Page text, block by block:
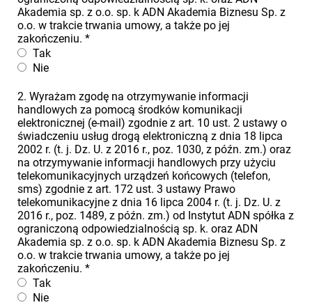
Akademia sp. z o.o. sp. k ADN Akademia Biznesu Sp. z
o.o. w trakcie trwania umowy, a także po jej
zakończeniu. *
Tak
Nie
2. Wyrażam zgodę na otrzymywanie informacji
handlowych za pomocą środków komunikacji
elektronicznej (e-mail) zgodnie z art. 10 ust. 2 ustawy o
świadczeniu usług drogą elektroniczną z dnia 18 lipca
2002 r. (t. j. Dz. U. z 2016 r., poz. 1030, z późn. zm.) oraz
na otrzymywanie informacji handlowych przy użyciu
telekomunikacyjnych urządzeń końcowych (telefon,
sms) zgodnie z art. 172 ust. 3 ustawy Prawo
telekomunikacyjne z dnia 16 lipca 2004 r. (t. j. Dz. U. z
2016 r., poz. 1489, z późn. zm.) od Instytut ADN spółka z
ograniczoną odpowiedzialnością sp. k. oraz ADN
Akademia sp. z o.o. sp. k ADN Akademia Biznesu Sp. z
o.o. w trakcie trwania umowy, a także po jej
zakończeniu. *
Tak
Nie